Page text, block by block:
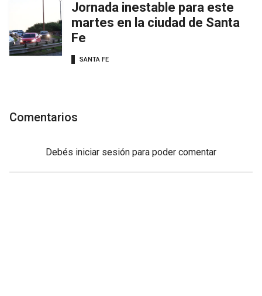
Jornada inestable para este
martes en la ciudad de Santa
Fe
SANTA FE
Comentarios
Debés iniciar sesión para poder comentar